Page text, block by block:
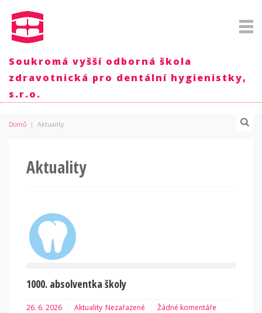
Soukromá vyšší odborná škola
zdravotnická pro dentální hygienistky,
s.r.o.
Domů | Aktuality
Aktuality
1000. absolventka školy
26. 6. 2026 Aktuality Nezařazené Žádné komentáře